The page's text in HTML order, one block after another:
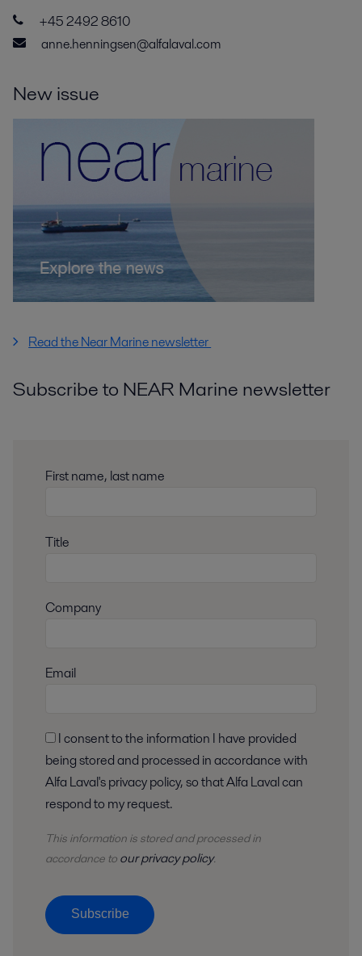
+45 2492 8610
anne.henningsen@alfalaval.com
New issue
Read the Near Marine newsletter
Subscribe to NEAR Marine newsletter
First name, last name
Title
Company
Email
being stored and processed in accordance with
Alfa Laval's privacy policy, so that Alfa Laval can
respond to my request.
This information is stored andprocessedin
accordance to our privacy policy.
Subscribe